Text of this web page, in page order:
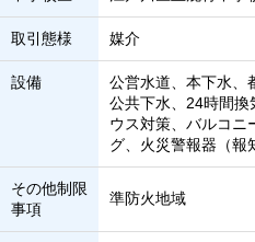
取引態様 媒介
設備
公営水道、本下水、
公共下水、24時間換
ウス対策、バルコニ
グ、火災警報器（報
その他制限
事項
準防火地域